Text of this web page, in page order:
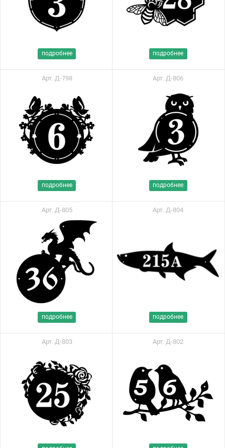
подробнее подробнее
Арт. Д-798
подробнее
Арт. Д-806
подробнее
Арт. Д-805
подробнее
Арт. Д-804
подробнее
Арт. Д-803 Арт. Д-802